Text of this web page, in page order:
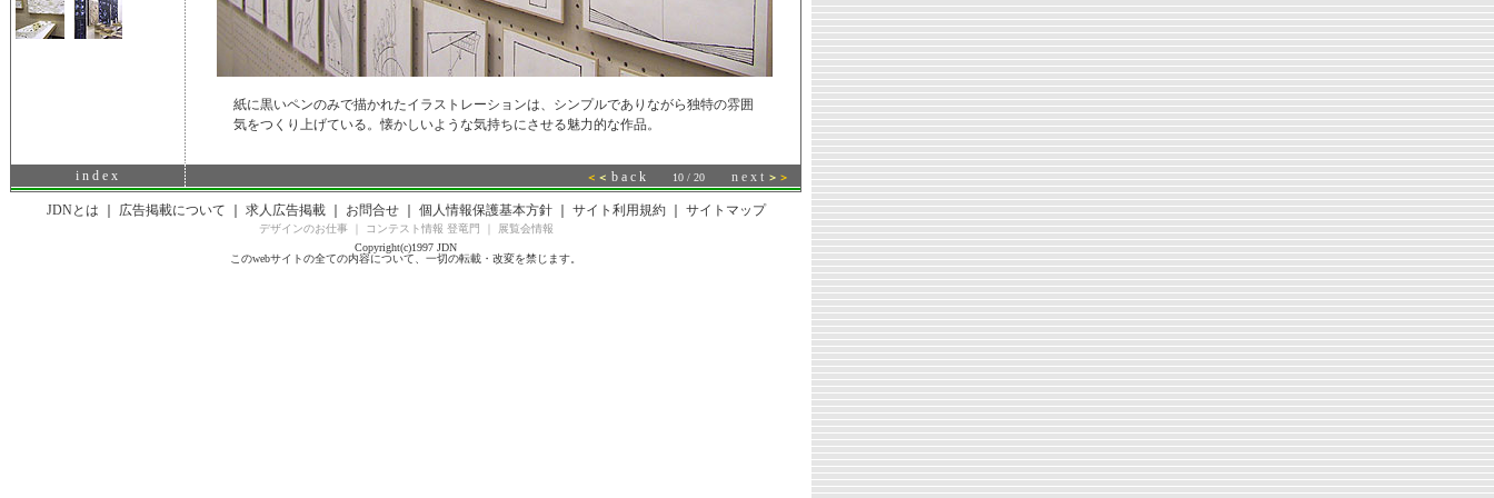
紙に黒いペンのみで描かれたイラストレーションは、シンプルでありながら独特の雰囲
気をつくり上げている。懐かしいような気持ちにさせる魅力的な作品。
i n d e x ＜ ＜ b a c k 10 / 20 n e x t ＞ ＞
JDNとは 広告掲載について 求人広告掲載｜ お問合せ｜ 個人情報保護基本方針｜ サイト利用規約｜ サイトマップ
デザインのお仕事｜ コンテスト情報 登竜門
展覧会情報
Copyright(c)1997 JDN
このwebサイトの全ての内容について、一切の転載・改変を禁じます。